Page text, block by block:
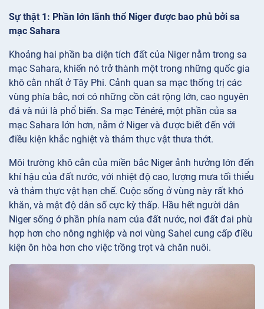
Sự thật 1: Phần lớn lãnh thổ Niger được bao phủ bởi sa
mạc Sahara
Khoảng hai phần ba diện tích đất của Niger nằm trong sa
mạc Sahara, khiến nó trở thành một trong những quốc gia
khô cằn nhất ở Tây Phi. Cảnh quan sa mạc thống trị các
vùng phía bắc, nơi có những cồn cát rộng lớn, cao nguyên
đá và núi là phổ biến. Sa mạc Ténéré, một phần của sa
mạc Sahara lớn hơn, nằm ở Niger và được biết đến với
điều kiện khắc nghiệt và thảm thực vật thưa thớt.
Môi trường khô cằn của miền bắc Niger ảnh hưởng lớn đến
khí hậu của đất nước, với nhiệt độ cao, lượng mưa tối thiểu
và thảm thực vật hạn chế. Cuộc sống ở vùng này rất khó
khăn, và mật độ dân số cực kỳ thấp. Hầu hết người dân
Niger sống ở phần phía nam của đất nước, nơi đất đai phù
hợp hơn cho nông nghiệp và nơi vùng Sahel cung cấp điều
kiện ôn hòa hơn cho việc trồng trọt và chăn nuôi.